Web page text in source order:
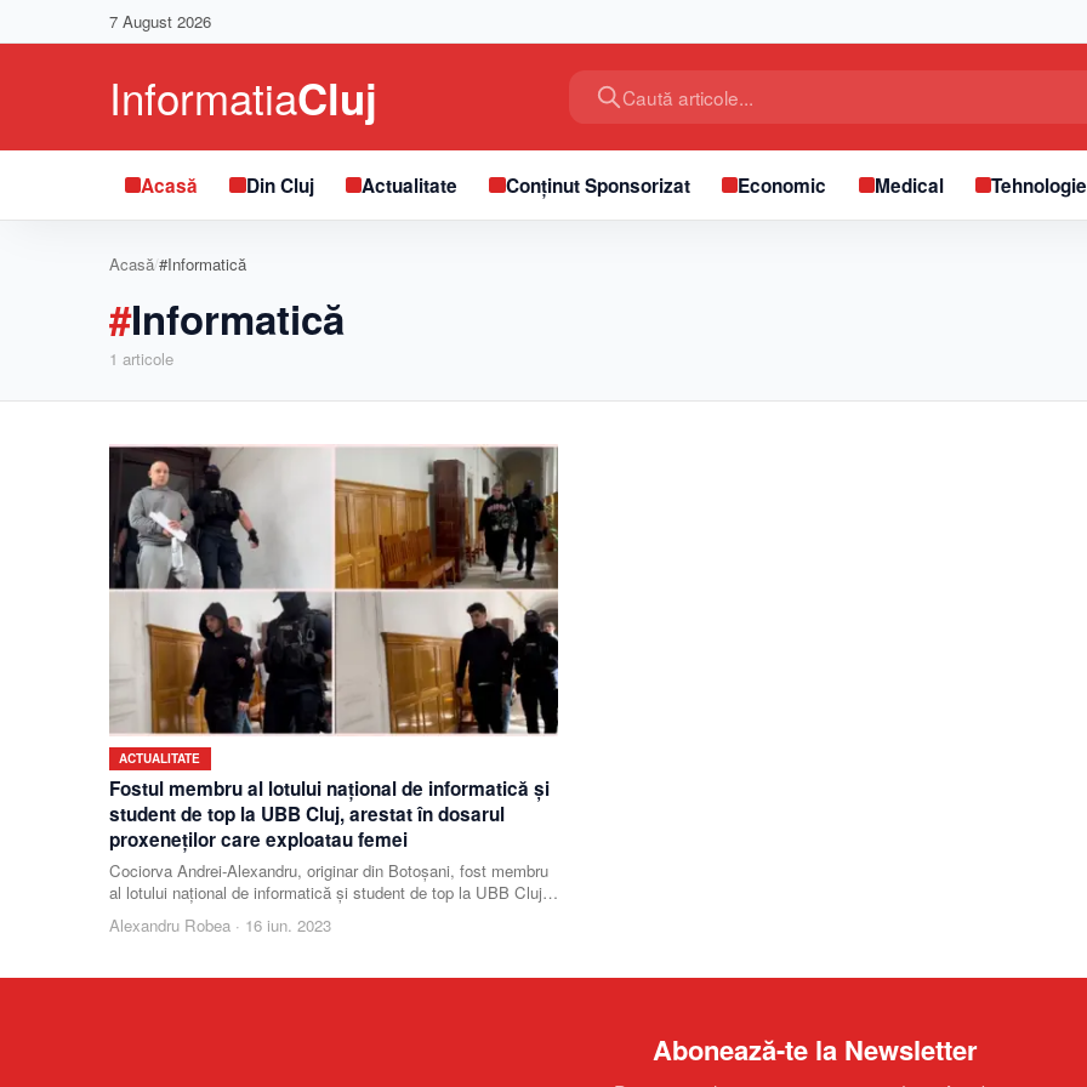
7 August 2026
Caută articole...
Acasă Din Cluj Actualitate Conținut Sponsorizat Economic Medical Tehnologie
Acasă/#Informatică
#Informatică
1 articole
ACTUALITATE
Fostul membru al lotului național de informatică și
student de top la UBB Cluj, arestat în dosarul
proxeneților care exploatau femei
Cociorva Andrei-Alexandru, originar din Botoșani, fost membru
al lotului național de informatică și student de top la UBB Cluj,
a fost arestat într-un caz legat
Alexandru Robea· 16 iun. 2023
Abonează-te la Newsletter